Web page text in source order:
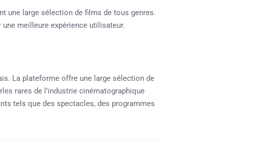
une large sélection de films de tous genres.
meilleure expérience utilisateur.
La plateforme offre une large sélection de
rares de l’industrie cinématographique
tels que des spectacles, des programmes